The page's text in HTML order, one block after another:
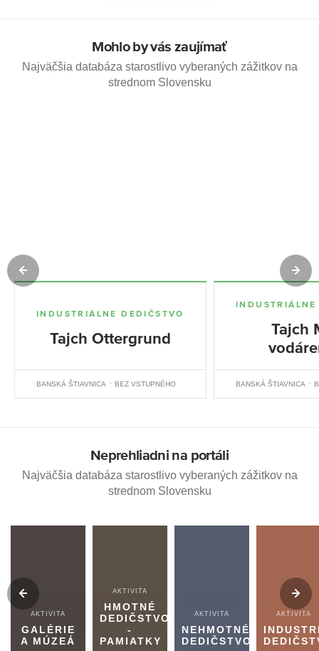
Mohlo by vás zaujímať
Najväčšia databáza starostlivo vyberaných zážitkov na
strednom Slovensku
INDUSTRIÁLNE DEDIČSTVO
Tajch Ottergrund
BANSKÁ ŠTIAVNICA BEZ VSTUPNÉHO
Tajch
BANSKÁ ŠTIAVNICA
Neprehliadni na portáli
Najväčšia databáza starostlivo vyberaných zážitkov na
strednom Slovensku
AKTIVITA
GALÉRIE
A MÚZEÁ
AKTIVITA
HMOTNÉ
DEDIČSTVO
-
PAMIATKY
AKTIVITA
NEHMOTNÉ
DEDIČSTVO
AKTIVITA